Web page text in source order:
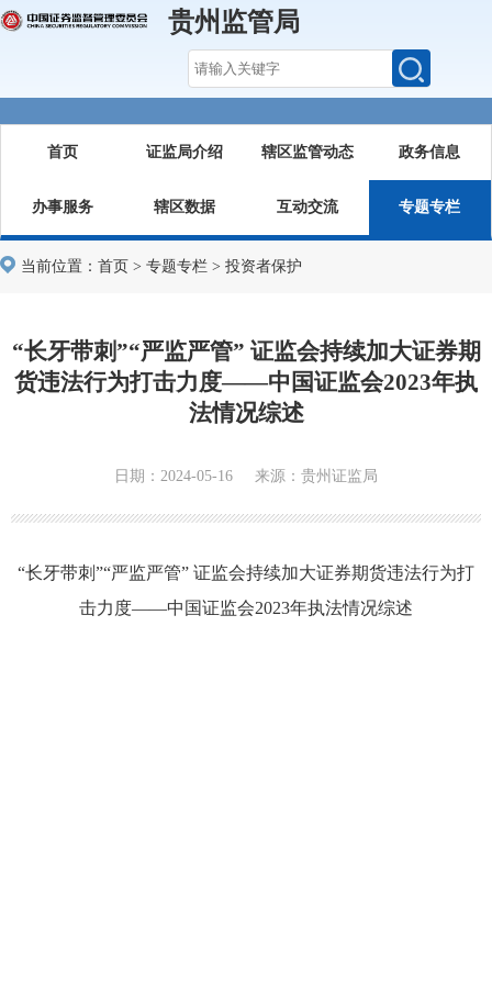
贵州监管局
首页 证监局介绍 辖区监管动态 政务信息
办事服务 辖区数据 互动交流 专题专栏
当前位置： 首页 > 专题专栏 > 投资者保护
“长牙带刺”“严监严管” 证监会持续加大证券期
货违法行为打击力度——中国证监会2023年执
法情况综述
日期：2024-05-16 来源：贵州证监局
“长牙带刺”“严监严管” 证监会持续加大证券期货违法行为打
击力度——中国证监会2023年执法情况综述